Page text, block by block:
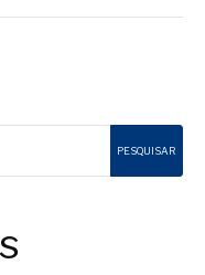
PESQUISAR